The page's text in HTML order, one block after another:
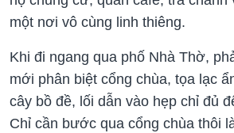
một nơi vô cùng linh thiêng.
Khi đi ngang qua phố Nhà Thờ,
mới phân biệt cổng chùa, tọa lạc
cây bồ đề, lối dẫn vào hẹp chỉ đủ
Chỉ cần bước qua cổng chùa thôi